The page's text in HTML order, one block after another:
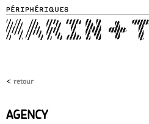
main
content
< retour
AGENCY